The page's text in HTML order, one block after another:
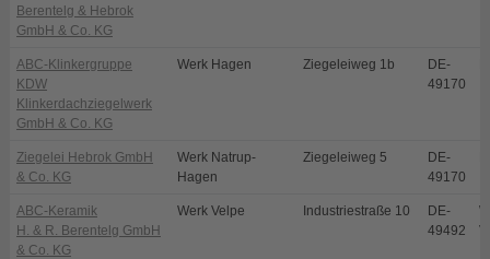
Berentelg & Hebrok
GmbH & Co. KG
ABC-Klinkergruppe
KDW
Klinkerdachziegelwerk
GmbH & Co. KG
Werk Hagen Ziegeleiweg 1b
DE-
49170
Ziegelei Hebrok GmbH
& Co. KG
Werk Natrup-
Hagen
Ziegeleiweg 5
DE-
49170
ABC-Keramik
H. & R. Berentelg GmbH
& Co. KG
Werk Velpe Industriestraße 10
DE-
49492